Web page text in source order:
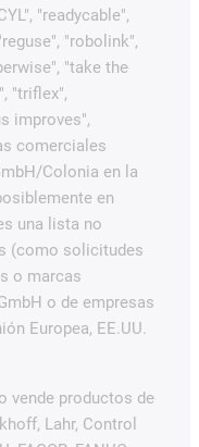
"readycable",
"robolink",
"take the
"triflex",
improves",
comerciales
Colonia en la
en
una lista no
(como solicitudes
o marcas
o de empresas
Europea, EE.UU.
vende productos de
Lahr, Control